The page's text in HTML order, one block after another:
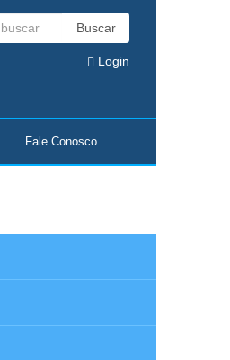
Buscar
Login
Fale Conosco